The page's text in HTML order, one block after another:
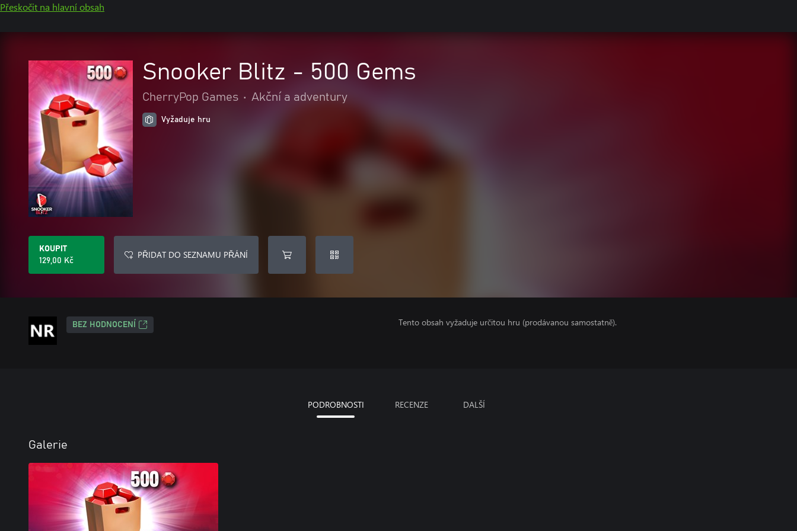
Přeskočit na hlavní obsah
Snooker Blitz - 500 Gems
CherryPop Games • Akční a adventury
Vyžaduje hru
KOUPIT
129,00 Kč
PŘIDAT DO SEZNAMU PŘÁNÍ
BEZ HODNOCENÍ Tento obsah vyžaduje určitou hru (prodávanou samostatně).
PODROBNOSTI RECENZE DALŠÍ
Galerie